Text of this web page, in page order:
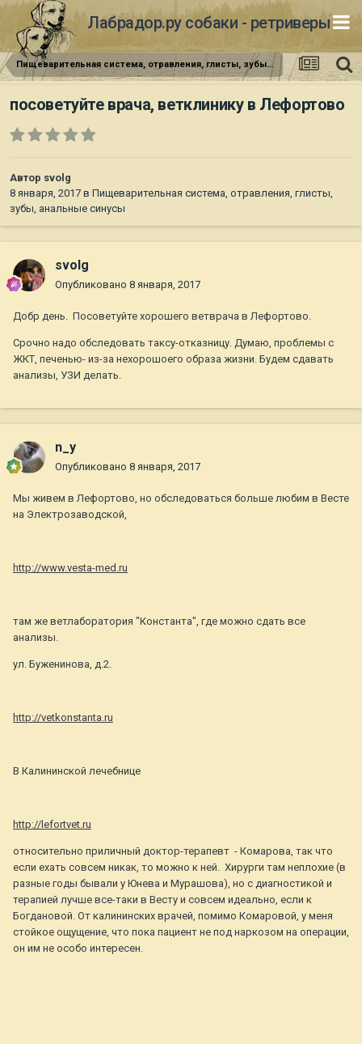
Лабрадор.ру собаки - ретриверы
Пищеварительная система, отравления, глисты, зубы, анальные синусы
посоветуйте врача, ветклинику в Лефортово
Автор svolg
8 января, 2017 в Пищеварительная система, отравления, глисты,
зубы, анальные синусы
svolg
Опубликовано 8 января, 2017
Добр день. Посоветуйте хорошего ветврача в Лефортово.
Срочно надо обследовать таксу-отказницу. Думаю, проблемы с
ЖКТ, печенью- из-за нехорошоего образа жизни. Будем сдавать
анализы, УЗИ делать.
n_y
Опубликовано 8 января, 2017
Мы живем в Лефортово, но обследоваться больше любим в Весте
на Электрозаводской,
http://www.vesta-med.ru
там же ветлаборатория "Константа", где можно сдать все
анализы.
ул. Буженинова, д.2.
http://vetkonstanta.ru
В Калининской лечебнице
http://lefortvet.ru
относительно приличный доктор-терапевт - Комарова, так что
если ехать совсем никак, то можно к ней. Хирурги там неплохие (в
разные годы бывали у Юнева и Мурашова), но с диагностикой и
терапией лучше все-таки в Весту и совсем идеально, если к
Богдановой. От калининских врачей, помимо Комаровой, у меня
стойкое ощущение, что пока пациент не под наркозом на операции,
он им не особо интересен.